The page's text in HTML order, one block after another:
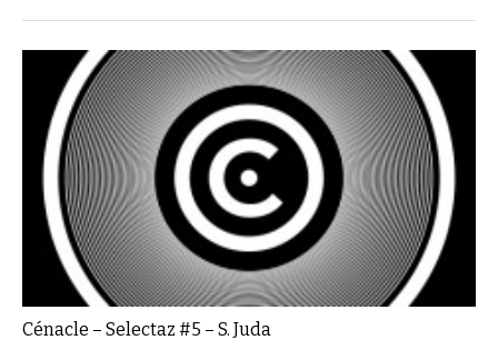
Cénacle – Selectaz #5 – S. Juda